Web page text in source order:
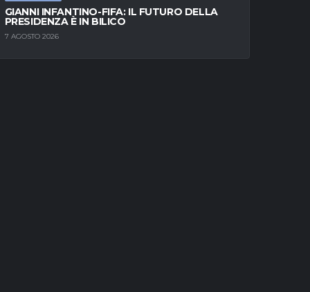
GIANNI INFANTINO-FIFA: IL FUTURO DELLA
PRESIDENZA È IN BILICO
7 AGOSTO 2026